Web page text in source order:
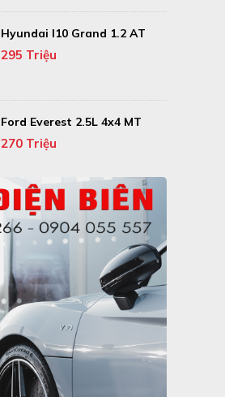
Hyundai I10 Grand 1.2 AT
295 Triệu
Ford Everest 2.5L 4x4 MT
270 Triệu